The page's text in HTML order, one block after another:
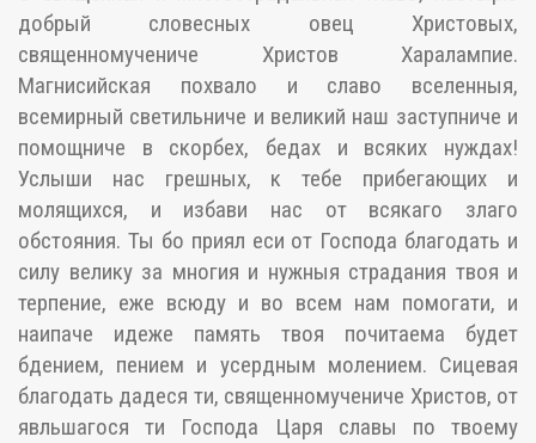
добрый словесных овец Христовых,
священномучениче Христов Харалампие.
Магнисийская похвало и славо вселенныя,
всемирный светильниче и великий наш заступниче и
помощниче в скорбех, бедах и всяких нуждах!
Услыши нас грешных, к тебе прибегающих и
молящихся, и избави нас от всякаго злаго
обстояния. Ты бо приял еси от Господа благодать и
силу велику за многия и нужныя страдания твоя и
терпение, еже всюду и во всем нам помогати, и
наипаче идеже память твоя почитаема будет
бдением, пением и усердным молением. Сицевая
благодать дадеся ти, священномучениче Христов, от
явльшагося ти Господа Царя славы по твоему